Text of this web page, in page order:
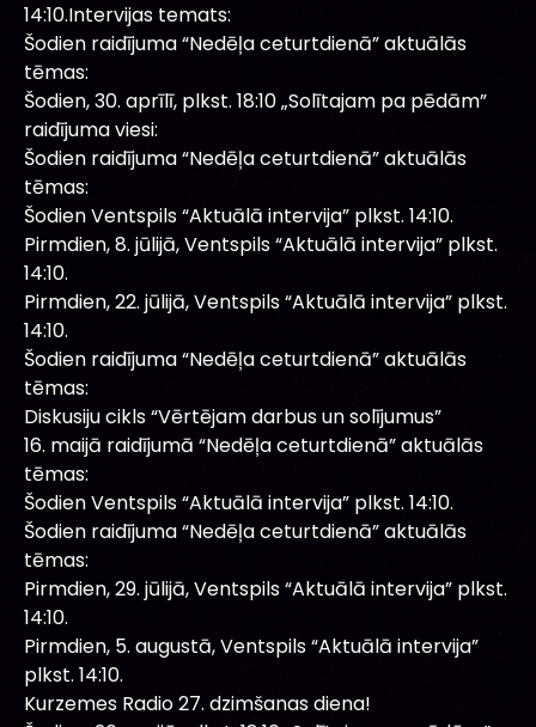
14:10.Intervijas temats:
Šodien raidījuma “Nedēļa ceturtdienā” aktuālās
tēmas:
Šodien, 30. aprīlī, plkst. 18:10 „Solītajam pa pēdām”
raidījuma viesi:
Šodien raidījuma “Nedēļa ceturtdienā” aktuālās
tēmas:
Šodien Ventspils “Aktuālā intervija” plkst. 14:10.
Pirmdien, 8. jūlijā, Ventspils “Aktuālā intervija” plkst.
14:10.
Pirmdien, 22. jūlijā, Ventspils “Aktuālā intervija” plkst.
14:10.
Šodien raidījuma “Nedēļa ceturtdienā” aktuālās
tēmas:
Diskusiju cikls “Vērtējam darbus un solījumus”
16. maijā raidījumā “Nedēļa ceturtdienā” aktuālās
tēmas:
Šodien Ventspils “Aktuālā intervija” plkst. 14:10.
Šodien raidījuma “Nedēļa ceturtdienā” aktuālās
tēmas:
Pirmdien, 29. jūlijā, Ventspils “Aktuālā intervija” plkst.
14:10.
Pirmdien, 5. augustā, Ventspils “Aktuālā intervija”
plkst. 14:10.
Kurzemes Radio 27. dzimšanas diena!